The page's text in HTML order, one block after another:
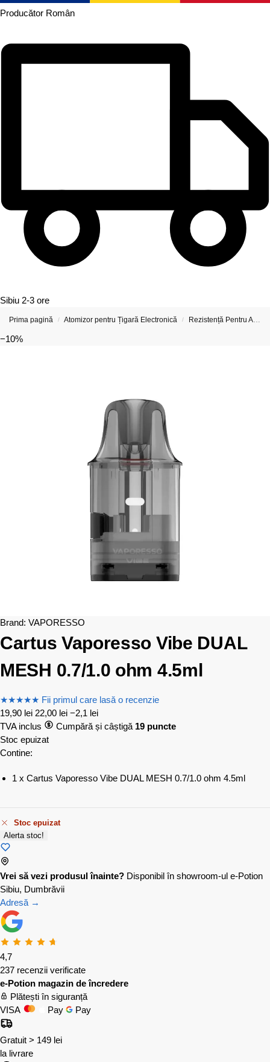
Producător Român
Sibiu 2-3 ore
Prima pagină / Atomizor pentru Țigară Electronică / Rezistență Pentru Atomizor De Țigară Electronică
−10%
Brand: VAPORESSO
Cartus Vaporesso Vibe DUAL
MESH 0.7/1.0 ohm 4.5ml
★★★★★ Fii primul care lasă o recenzie
19,90 lei 22,00 lei −2,1 lei
TVA inclus
Cumpără și câștigă 19 puncte
Stoc epuizat
Contine:
1 x Cartus Vaporesso Vibe DUAL MESH 0.7/1.0 ohm 4.5ml
Stoc epuizat
Alerta stoc!
Vrei să vezi produsul înainte? Disponibil în showroom-ul e-Potion
Sibiu, Dumbrăvii
Adresă →
4,7
237 recenzii verificate
e-Potion magazin de încredere
Plătești în siguranță
VISA
Pay Pay
Gratuit > 149 lei
la livrare